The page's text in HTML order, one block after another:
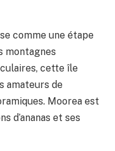
comme une étape
montagnes
cette île
amateurs de
Moorea est
d’ananas et ses